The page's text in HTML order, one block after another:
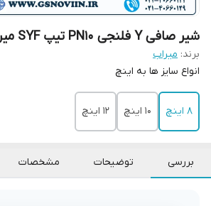
شیر صافی Y فلنجی PN10 تیپ SYF میراب | چدنی
برند: میراب
انواع سایز ها به اینچ
8 اینچ 10 اینچ 12 اینچ
بررسی توضیحات مشخصات